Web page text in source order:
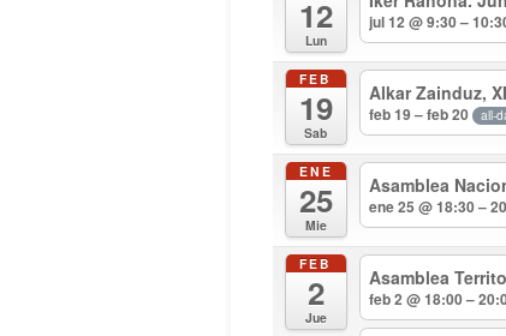
12
Lun
jul 12 @ 9:30 –
FEB
19
Sab
Alkar Zainduz,
feb 19 – feb 20 all-
ENE
25
Mie
Asamblea
ene 25 @ 18:30 –
FEB
2
Jue
Asamblea
feb 2 @ 18:00 –